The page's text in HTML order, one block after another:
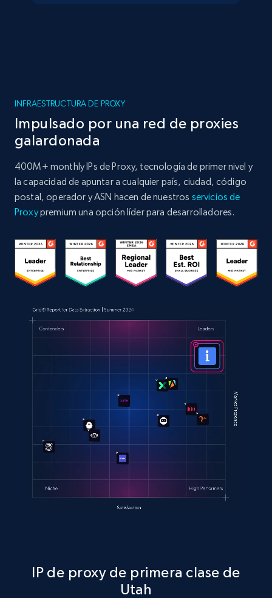
INFRAESTRUCTURA DE PROXY
Impulsado por una red de proxies
galardonada
400M+ monthly IPs de Proxy, tecnología de primer nivel y
la capacidad de apuntar a cualquier país, ciudad, código
postal, operador y ASN hacen de nuestros servicios de
Proxypremium una opción líder para desarrolladores.
IP de proxy de primera clase de
Utah